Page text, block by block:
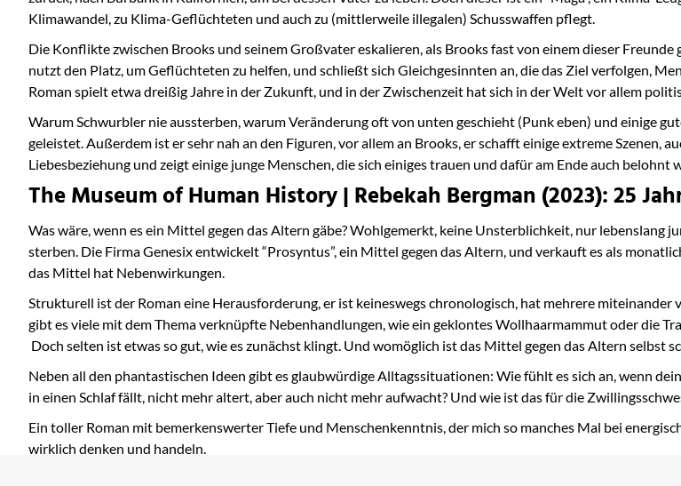
Klimawandel, zu Klima-Geflüchteten und auch zu (mittlerweile illegalen) Schusswaffen pflegt.
Die Konflikte zwischen Brooks und seinem Großvater eskalieren, als Brooks fast von einem dieser
nutzt den Platz, um Geflüchteten zu helfen, und schließt sich Gleichgesinnten an, die das Ziel verfolgen,
Roman spielt etwa dreißig Jahre in der Zukunft, und in der Zwischenzeit hat sich in der Welt vor allem
Warum Schwurbler nie aussterben, warum Veränderung oft von unten geschieht (Punk eben) und einige
geleistet. Außerdem ist er sehr nah an den Figuren, vor allem an Brooks, er schafft einige extreme Szenen,
Liebesbeziehung und zeigt einige junge Menschen, die sich einiges trauen und dafür am Ende auch belohnt
The Museum of Human History | Rebekah Bergman (2023): 25
Was wäre, wenn es ein Mittel gegen das Altern gäbe? Wohlgemerkt, keine Unsterblichkeit, nur lebenslang
sterben. Die Firma Genesix entwickelt “Prosyntus”, ein Mittel gegen das Altern, und verkauft es als
das Mittel hat Nebenwirkungen.
Strukturell ist der Roman eine Herausforderung, er ist keineswegs chronologisch, hat mehrere
gibt es viele mit dem Thema verknüpfte Nebenhandlungen, wie ein geklontes Wollhaarmammut oder die
Doch selten ist etwas so gut, wie es zunächst klingt. Und womöglich ist das Mittel gegen das Altern selbst
Neben all den phantastischen Ideen gibt es glaubwürdige Alltagssituationen: Wie fühlt es sich an, wenn
in einen Schlaf fällt, nicht mehr altert, aber auch nicht mehr aufwacht? Und wie ist das für die
Ein toller Roman mit bemerkenswerter Tiefe und Menschenkenntnis, der mich so manches Mal bei
wirklich denken und handeln.